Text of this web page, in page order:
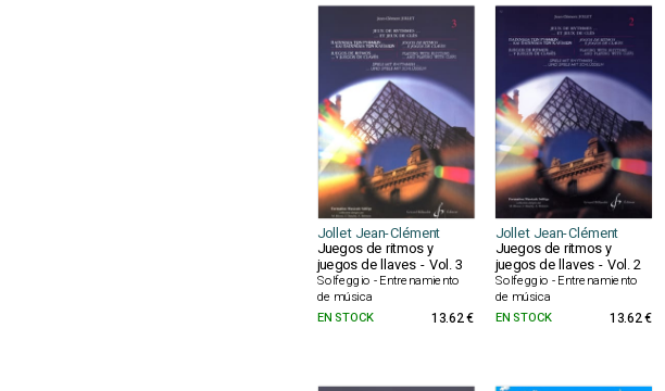
Jollet Jean-Clément Jollet Jean-Clément
Juegos de ritmos y
juegos de llaves - Vol. 3
Solfeggio - Entrenamiento
de música
Juegos de ritmos y
juegos de llaves - Vol. 2
Solfeggio - Entrenamiento
de música
EN STOCK 13.62 € EN STOCK 13.62 €